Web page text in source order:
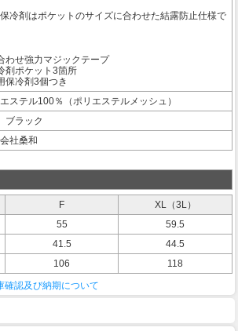
冷剤はポケットのサイズに合わせた結露防止仕様で
わせ強力マジックテープ
剤ポケット3箇所
保冷剤3個つき
ステル100％（ポリエステルメッシュ）
ブラック
社桑和
F
XL（3L）
55
59.5
41.5
44.5
106
118
確認及び納期について